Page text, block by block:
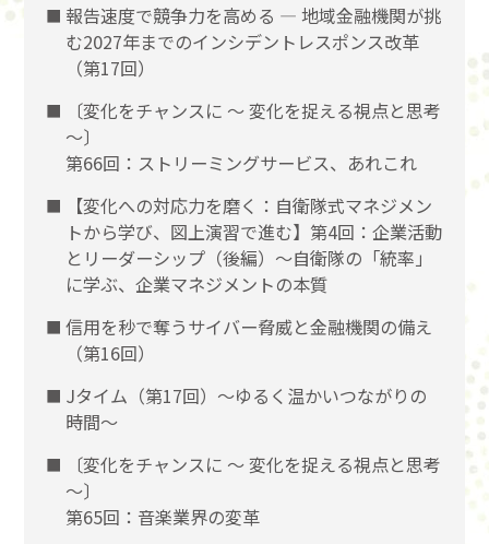
報告速度で競争力を高める ― 地域金融機関が挑
む2027年までのインシデントレスポンス改革
（第17回）
〔変化をチャンスに 〜 変化を捉える視点と思考
〜〕
第66回：ストリーミングサービス、あれこれ
【変化への対応力を磨く：自衛隊式マネジメン
トから学び、図上演習で進む】第4回：企業活動
とリーダーシップ（後編）〜自衛隊の「統率」
に学ぶ、企業マネジメントの本質
信用を秒で奪うサイバー脅威と金融機関の備え
（第16回）
Jタイム（第17回）～ゆるく温かいつながりの
時間～
〔変化をチャンスに 〜 変化を捉える視点と思考
〜〕
第65回：音楽業界の変革